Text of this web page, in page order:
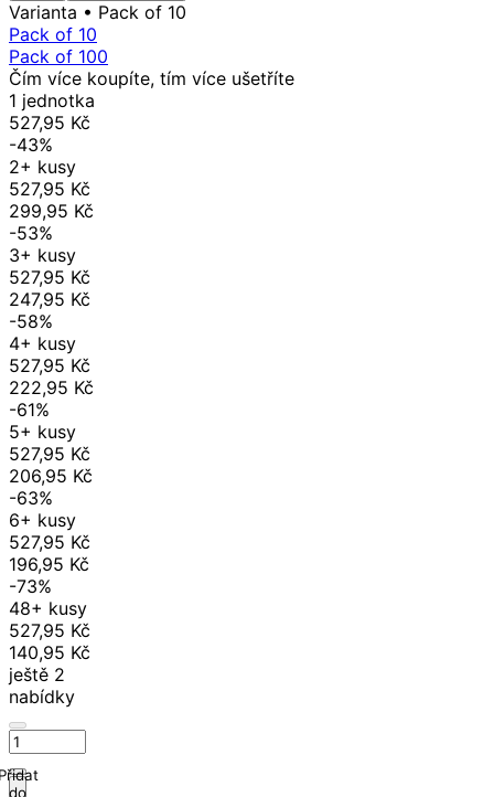
Varianta • Pack of 10
Pack of 10
Pack of 100
Čím více koupíte, tím více ušetříte
1 jednotka
527,95 Kč
-43%
2+ kusy
527,95 Kč
299,95 Kč
-53%
3+ kusy
527,95 Kč
247,95 Kč
-58%
4+ kusy
527,95 Kč
222,95 Kč
-61%
5+ kusy
527,95 Kč
206,95 Kč
-63%
6+ kusy
527,95 Kč
196,95 Kč
-73%
48+ kusy
527,95 Kč
140,95 Kč
ještě 2
nabídky
do